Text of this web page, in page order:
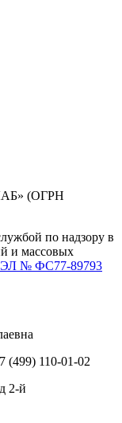
(ОГРН
по надзору в
и массовых
ЭЛ № ФС77-89793
(499) 110-01-02
2-й